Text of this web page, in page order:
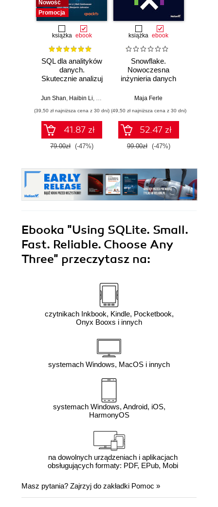
Nowość
Promocja
książka ebook
SQL dla analityków
danych.
Skutecznie analizuj
wartościowe
zaawansowany
SQL na potrzeby
praktycznych
zastosowań.
Wydanie IV
Jun Shan, Haibin Li, Matt Goldwasser,Upom Malik
(39,50 zł najniższa cena z 30 dni)
41.87 zł
79.00zł (-47%)
książka ebook
Snowflake.
Nowoczesna
inżynieria danych
Maja Ferle
(49,50 zł najniższa cena z 30 dni)
52.47 zł
99.00zł (-47%)
Ebooka "Using SQLite. Small.
Fast. Reliable. Choose Any
Three" przeczytasz na:
czytnikach Inkbook, Kindle, Pocketbook,
Onyx Booxs i innych
systemach Windows, MacOS i innych
systemach Windows, Android, iOS,
HarmonyOS
na dowolnych urządzeniach i aplikacjach
obsługujących formaty: PDF, EPub, Mobi
Masz pytania? Zajrzyj do zakładki Pomoc »